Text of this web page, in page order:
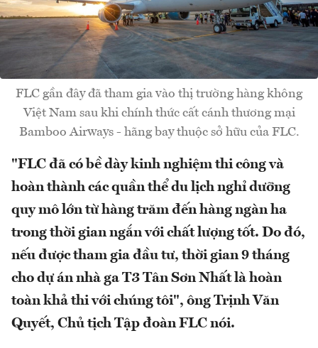
FLC gần đây đã tham gia vào thị trường hàng không
Việt Nam sau khi chính thức cất cánh thương mại
Bamboo Airways - hãng bay thuộc sở hữu của FLC.
"FLC đã có bề dày kinh nghiệm thi công và
hoàn thành các quần thể du lịch nghỉ dưỡng
quy mô lớn từ hàng trăm đến hàng ngàn ha
trong thời gian ngắn với chất lượng tốt. Do đó,
nếu được tham gia đầu tư, thời gian 9 tháng
cho dự án nhà ga T3 Tân Sơn Nhất là hoàn
toàn khả thi với chúng tôi", ông Trịnh Văn
Quyết, Chủ tịch Tập đoàn FLC nói.